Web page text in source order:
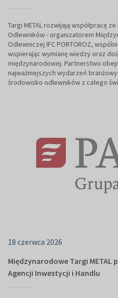
Targi METAL rozwijają współpracę
Odlewników - organizatorem
Odlewniczej IFC PORTOROZ,
wspierając wymianę wiedzy oraz
międzynarodowej. Partnerstwo
najważniejszych wydarzeń
środowisko odlewników z całego
18 czerwca 2026
Międzynarodowe Targi
Agencji Inwestycji i Handlu